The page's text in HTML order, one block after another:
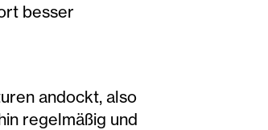
besser
andockt, also
regelmäßig und